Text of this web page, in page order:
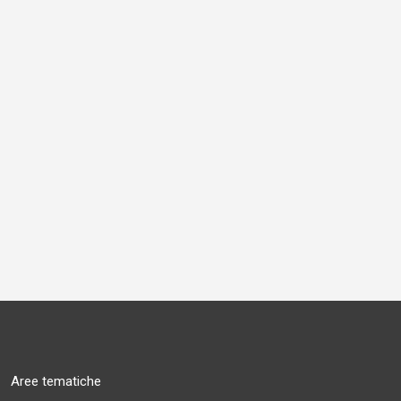
Aree tematiche